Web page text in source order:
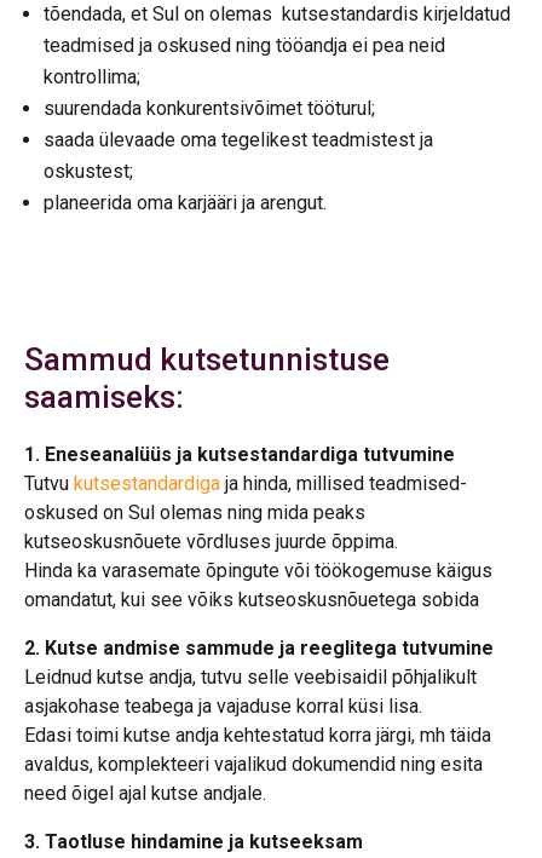
tõendada, et Sul on olemas kutsestandardis kirjeldatud
teadmised ja oskused ning tööandja ei pea neid
kontrollima;
suurendada konkurentsivõimet tööturul;
saada ülevaade oma tegelikest teadmistest ja
oskustest;
planeerida oma karjääri ja arengut.
Sammud kutsetunnistuse
saamiseks:
1. Eneseanalüüs ja kutsestandardiga tutvumine
Tutvu kutsestandardiga ja hinda, millised teadmised-
oskused on Sul olemas ning mida peaks
kutseoskusnõuete võrdluses juurde õppima.
Hinda ka varasemate õpingute või töökogemuse käigus
omandatut, kui see võiks kutseoskusnõuetega sobida
2. Kutse andmise sammude ja reeglitega tutvumine
Leidnud kutse andja, tutvu selle veebisaidil põhjalikult
asjakohase teabega ja vajaduse korral küsi lisa.
Edasi toimi kutse andja kehtestatud korra järgi, mh täida
avaldus, komplekteeri vajalikud dokumendid ning esita
need õigel ajal kutse andjale.
3. Taotluse hindamine ja kutseeksam